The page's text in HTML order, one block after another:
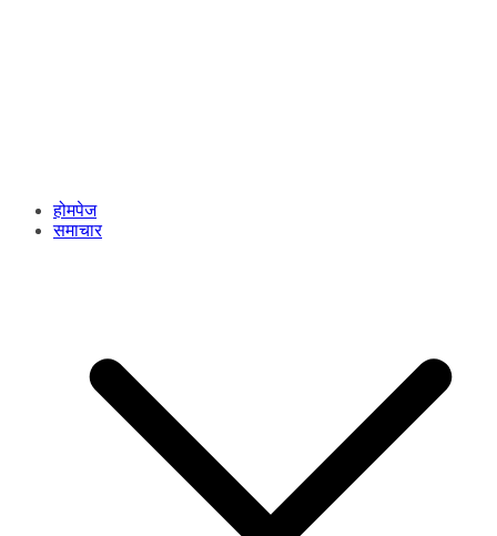
होमपेज
समाचार